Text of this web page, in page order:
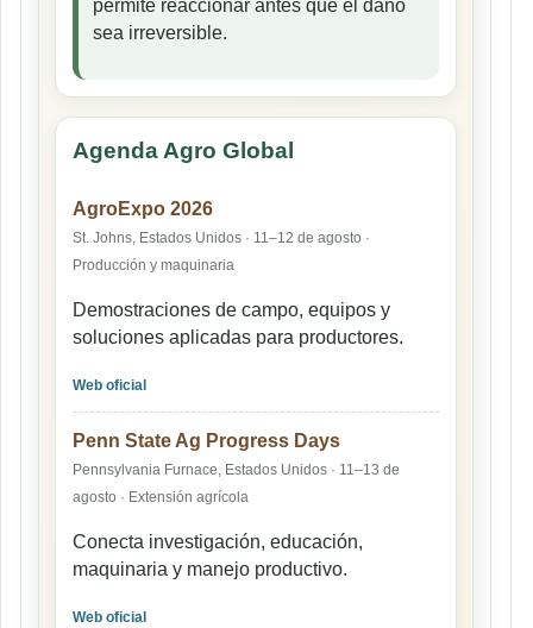
permite reaccionar antes que el daño
sea irreversible.
Agenda Agro Global
AgroExpo 2026
St. Johns, Estados Unidos · 11–12 de agosto ·
Producción y maquinaria
Demostraciones de campo, equipos y
soluciones aplicadas para productores.
Web oficial
Penn State Ag Progress Days
Pennsylvania Furnace, Estados Unidos · 11–13 de
agosto · Extensión agrícola
Conecta investigación, educación,
maquinaria y manejo productivo.
Web oficial